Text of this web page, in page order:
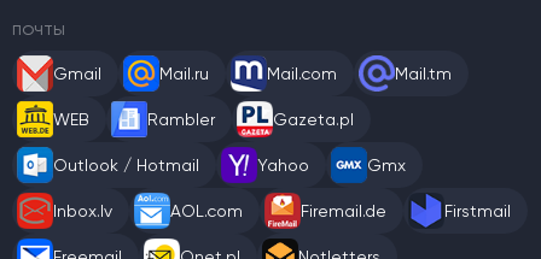
ПОЧТЫ
Gmail Mail.ru Mail.com Mail.tm
WEB Rambler Gazeta.pl
Outlook / Hotmail Yahoo Gmx
Inbox.lv AOL.com Firemail.de Firstmail